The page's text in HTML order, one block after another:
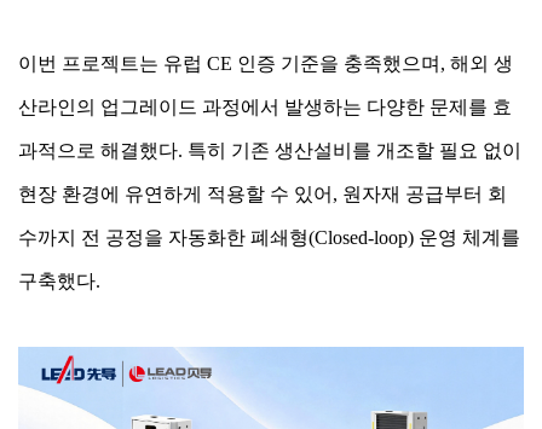
이번 프로젝트는 유럽 CE 인증 기준을 충족했으며, 해외 생
산라인의 업그레이드 과정에서 발생하는 다양한 문제를 효
과적으로 해결했다. 특히 기존 생산설비를 개조할 필요 없이
현장 환경에 유연하게 적용할 수 있어, 원자재 공급부터 회
수까지 전 공정을 자동화한 폐쇄형(Closed-loop) 운영 체계를
구축했다.